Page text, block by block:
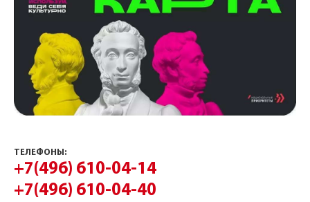
ТЕЛЕФОНЫ:
+7(496) 610-04-14
+7(496) 610-04-40